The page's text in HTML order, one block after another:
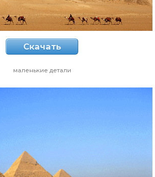
Скачать
маленькие детали